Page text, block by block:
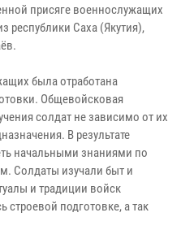
присяге военнослужащих
республики Саха (Якутия),
была отработана
Общевойсковая
солдат не зависимо от их
В результате
начальными знаниями по
Солдаты изучали быт и
и традиции войск
строевой подготовке, а так